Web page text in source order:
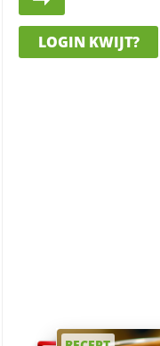
LOGIN KWIJT?